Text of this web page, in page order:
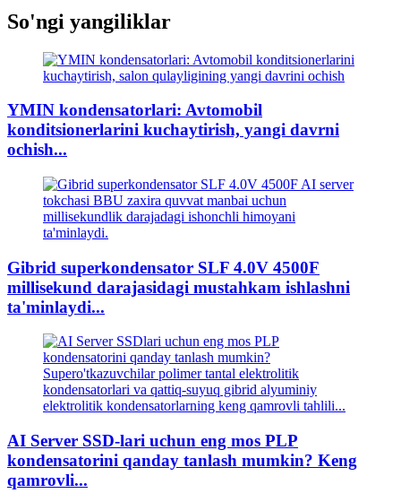
So'ngi yangiliklar
YMIN kondensatorlari: Avtomobil
konditsionerlarini kuchaytirish, yangi davrni
ochish...
Gibrid superkondensator SLF 4.0V 4500F
millisekund darajasidagi mustahkam ishlashni
ta'minlaydi...
AI Server SSD-lari uchun eng mos PLP
kondensatorini qanday tanlash mumkin? Keng
qamrovli...